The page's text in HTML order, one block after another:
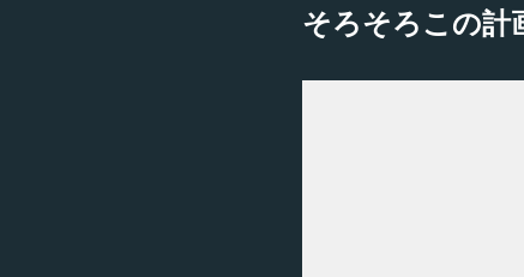
そろそろこの計